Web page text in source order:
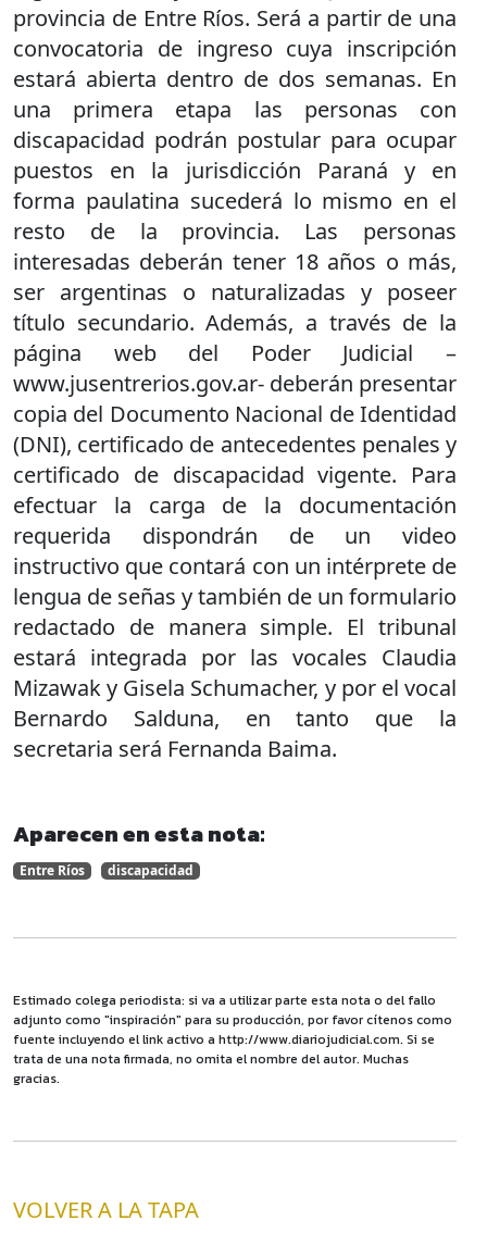
provincia de Entre Ríos. Será a partir de una
convocatoria de ingreso cuya inscripción
estará abierta dentro de dos semanas. En
una primera etapa las personas con
discapacidad podrán postular para ocupar
puestos en la jurisdicción Paraná y en
forma paulatina sucederá lo mismo en el
resto de la provincia. Las personas
interesadas deberán tener 18 años o más,
ser argentinas o naturalizadas y poseer
título secundario. Además, a través de la
página web del Poder Judicial –
www.jusentrerios.gov.ar- deberán presentar
copia del Documento Nacional de Identidad
(DNI), certificado de antecedentes penales y
certificado de discapacidad vigente. Para
efectuar la carga de la documentación
requerida dispondrán de un video
instructivo que contará con un intérprete de
lengua de señas y también de un formulario
redactado de manera simple. El tribunal
estará integrada por las vocales Claudia
Mizawak y Gisela Schumacher, y por el vocal
Bernardo Salduna, en tanto que la
secretaria será Fernanda Baima.
Aparecen en esta nota:
Entre Ríos discapacidad
Estimado colega periodista: si va a utilizar parte esta nota o del fallo
adjunto como "inspiración" para su producción, por favor cítenos como
fuente incluyendo el link activo a http://www.diariojudicial.com. Si se
trata de una nota firmada, no omita el nombre del autor. Muchas
gracias.
VOLVER A LA TAPA